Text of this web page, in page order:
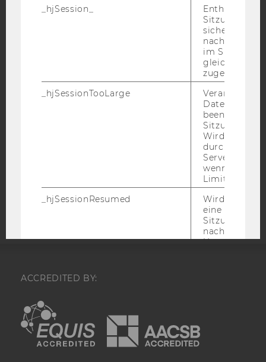
BARRIEREFREIHEITSERKLÄRUNG WEBSEITE
DATENSCHUTZERKLÄRUNG
DATENSCHUTZERKLÄRUNG SOCIAL MEDIA
STUDIENBEWERBER*INNEN UND STUDIERENDE
Barrierefreiheitserklärung
Webseite
ACCREDITED BY:
EQUIS
_hjSession_
Enthält die
sicher, dass
im
gleichen
zugeordnet
_hjSessionTooLarge
Veranlasst
beenden,
Sitzung zu
Wird
durch ein
Servers
wenn die
Limit
_hjSessionResumed
Wird gesetzt,
eine
Sitzung/
nach einer